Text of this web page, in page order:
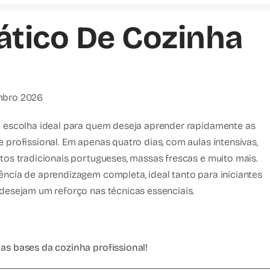
De Cozinha
2026
escolha ideal para quem deseja aprender rapidamente as
profissional. Em apenas quatro dias, com aulas intensivas,
tradicionais portugueses, massas frescas e muito mais.
de aprendizagem completa, ideal tanto para iniciantes
um reforço nas técnicas essenciais.
bases da cozinha profissional!